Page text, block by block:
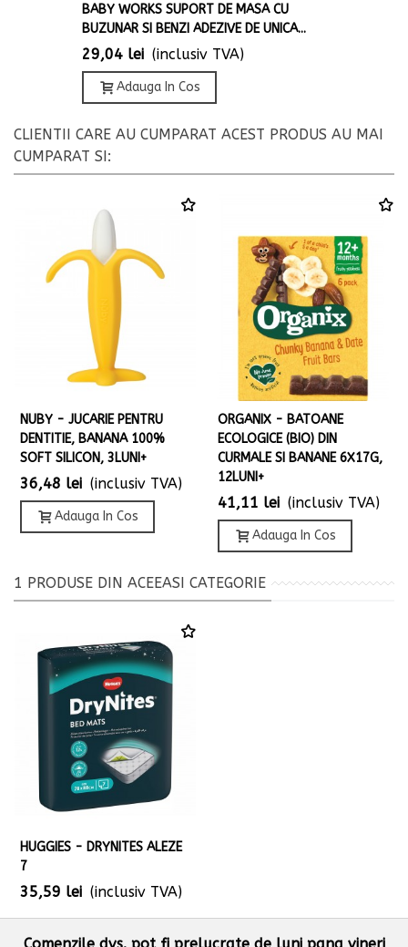
BABY WORKS SUPORT DE MASA CU
BUZUNAR SI BENZI ADEZIVE DE UNICA...
29,04 lei (inclusiv TVA)
Adauga In Cos
CLIENTII CARE AU CUMPARAT ACEST PRODUS AU MAI
CUMPARAT SI:
NUBY - JUCARIE PENTRU
DENTITIE, BANANA 100%
SOFT SILICON, 3LUNI+
36,48 lei (inclusiv TVA)
Adauga In Cos
ORGANIX - BATOANE
ECOLOGICE (BIO) DIN
CURMALE SI BANANE 6X17G,
12LUNI+
41,11 lei (inclusiv TVA)
Adauga In Cos
1 PRODUSE DIN ACEEASI CATEGORIE
HUGGIES - DRYNITES ALEZE
7
35,59 lei (inclusiv TVA)